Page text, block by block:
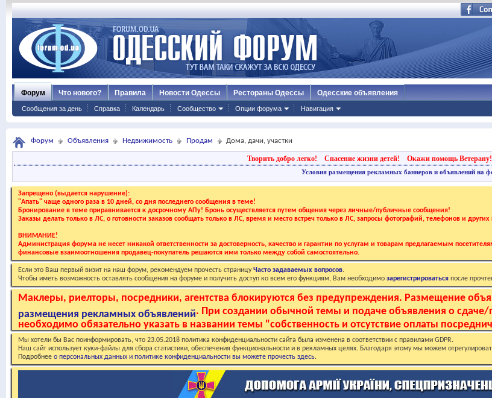
Форум
Сообщения за день Справка Календарь Сообщество Опции форума Навигация
Что нового? Правила Новости Одессы Рестораны Одессы Одесские объявления
Форум Объявления Недвижимость Продам Дома, дачи, участки
Творить добро легко! Спасение жизни детей! Окажи помощь Ветерану!
Условия размещения рекламных баннеров и объявлений на
Запрещено (выдается нарушение):
"Апать" чаще одного раза в 10 дней, со дня последнего сообщения в теме!
Бронирование в теме приравнивается к досрочному АПу! Бронь осуществляется путем общения через личные/публичные сообщения!
Заказы делать только в ЛС, о готовности заказов сообщать только в ЛС, время и место встреч только в ЛС, запросы фотографий, телефонов и
ВНИМАНИЕ!
Администрация форума не несет никакой ответственности за достоверность, качество и гарантии по услугам и товарам предлагаемым
финансовые взаимоотношения продавец-покупатель решаются ими только между собой самостоятельно.
Если это Ваш первый визит на наш форум, рекомендуем прочесть страницуЧасто задаваемых вопросов.
Чтобы иметь возможность оставлять сообщения на форуме и получить доступ ко всем его функциям, Вам необходимо зарегистрироваться после
Маклеры, риелторы, посредники, агентства блокируются без предупреждения. Размещение
размещения рекламных объявлений. При создании обычной темы и подаче объявления о
необходимо обязательно указать в названии темы "собственность и отсутствие оплаты
Мы хотели бы Вас поинформировать, что 23.05.2018 политика конфиденциальности сайта была изменена в соответствии с правилами GDPR.
Наш сайт использует куки-файлы для сбора статистики, обеспечения функциональности и в рекламных целях. Благодаря этому мы можем
Подробнее о персональных данных и политике конфиденциальности вы можете прочесть здесь.